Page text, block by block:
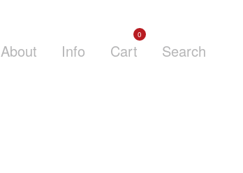
About Info Cart
0
Search